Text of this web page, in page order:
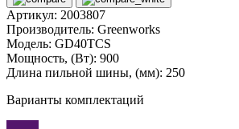
Артикул: 2003807
Производитель: Greenworks
Модель: GD40TCS
Мощность, (Вт): 900
Длина пильной шины, (мм): 250
Варианты комплектаций